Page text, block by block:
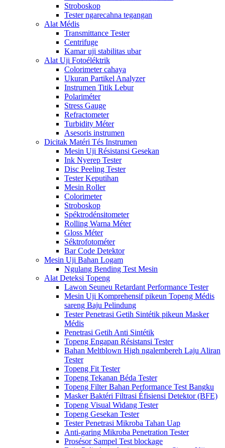
Stroboskop
Tester ngarecahna tegangan
Alat Médis
Transmittance Tester
Centrifuge
Kamar uji stabilitas ubar
Alat Uji Fotoéléktrik
Colorimeter cahaya
Ukuran Partikel Analyzer
Instrumen Titik Lebur
Polariméter
Stress Gauge
Refractometer
Turbidity Méter
Asesoris instrumen
Dicitak Matéri Tés Instrumen
Mesin Uji Résistansi Gesekan
Ink Nyerep Tester
Disc Peeling Tester
Tester Keputihan
Mesin Roller
Colorimeter
Stroboskop
Spéktrodénsitometer
Rolling Warna Méter
Gloss Méter
Séktrofotométer
Bar Code Detektor
Mesin Uji Bahan Logam
Ngulang Bending Test Mesin
Alat Deteksi Topeng
Lawon Seuneu Retardant Performance Tester
Mesin Uji Komprehensif pikeun Topeng Médis
sareng Baju Pelindung
Tester Penetrasi Getih Sintétik pikeun Masker
Médis
Penetrasi Getih Anti Sintétik
Topeng Engapan Résistansi Tester
Bahan Meltblown High ngalembereh Laju Aliran
Tester
Topeng Fit Tester
Topeng Tekanan Béda Tester
Topeng Filter Bahan Performance Test Bangku
Masker Baktéri Filtrasi Éfisiensi Detektor (BFE)
Topeng Visual Widang Tester
Topeng Gesekan Tester
Tester Penetrasi Mikroba Tahan Uap
Anti-garing Mikroba Penetration Tester
Prosésor Sampel Test blockage